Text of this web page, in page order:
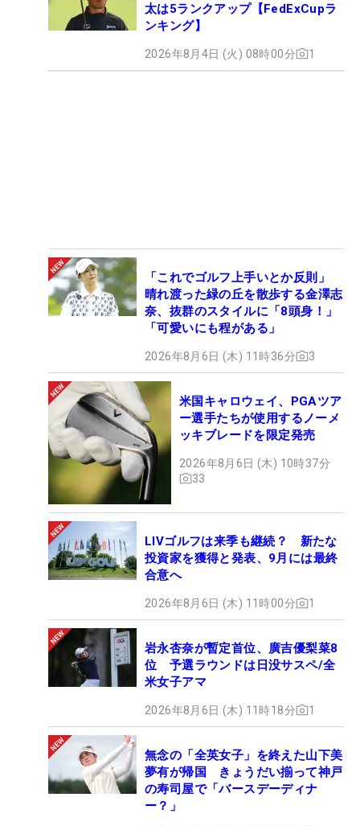
太は5ランクアップ【FedExCupラ
ンキング】
2026年8月4日 (火) 08時00分 1
「これでゴルフ上手いとか反則」
晴れ渡った緑の丘を散歩する金澤志
奈、抜群のスタイルに「8頭身！」
「可愛いにも程がある」
2026年8月6日 (木) 11時36分 3
米国キャロウェイ、PGAツア
ー選手たちが使用するノーメ
ッキブレードを限定発売
2026年8月6日 (木) 10時37分
33
LIVゴルフは来季も継続？ 新たな
投資家を獲得と発表、9月には最終
合意へ
2026年8月6日 (木) 11時00分 1
岩永杏奈が暫定首位、廣吉優梨菜8
位 予選ラウンドは日没サスペ/全
米女子アマ
2026年8月6日 (木) 11時18分 1
無念の「全英女子」を終えた山下美
夢有が帰国 きょうだい揃って神戸
の寿司屋で「バースデーディナ
ー？」